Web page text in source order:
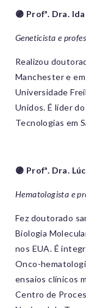
🟣 Profª. Dra.
Geneticista e
Realizou
Manchester e
Universidade
Unidos. É líder
Tecnologias em
🟣 Profª. Dra.
Hematologista e
Fez doutorado
Biologia
nos EUA. É
Onco-
ensaios clínicos
Centro de